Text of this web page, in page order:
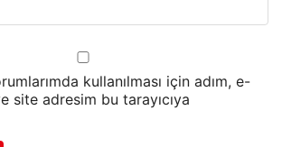
kullanılması için adım, e-
site adresim bu tarayıcıya